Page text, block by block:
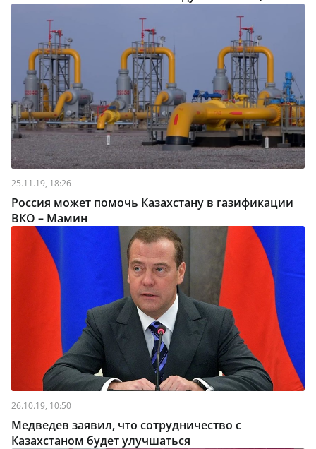
25.11.19, 18:26
Россия может помочь Казахстану в газификации
ВКО – Мамин
26.10.19, 10:50
Медведев заявил, что сотрудничество с
Казахстаном будет улучшаться